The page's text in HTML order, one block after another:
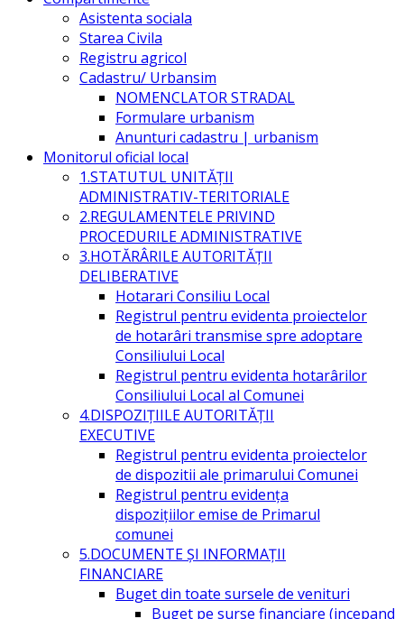
Asistenta sociala
Starea Civila
Registru agricol
Cadastru/ Urbansim
NOMENCLATOR STRADAL
Formulare urbanism
Anunturi cadastru | urbanism
Monitorul oficial local
1.STATUTUL UNITĂŢII
ADMINISTRATIV-TERITORIALE
2.REGULAMENTELE PRIVIND
PROCEDURILE ADMINISTRATIVE
3.HOTĂRÂRILE AUTORITĂŢII
DELIBERATIVE
Hotarari Consiliu Local
Registrul pentru evidenta proiectelor
de hotarâri transmise spre adoptare
Consiliului Local
Registrul pentru evidenta hotarârilor
Consiliului Local al Comunei
4.DISPOZIŢIILE AUTORITĂŢII
EXECUTIVE
Registrul pentru evidenta proiectelor
de dispozitii ale primarului Comunei
Registrul pentru evidența
dispozițiilor emise de Primarul
comunei
5.DOCUMENTE ŞI INFORMAŢII
FINANCIARE
Buget din toate sursele de venituri
Buget pe surse financiare (incepand